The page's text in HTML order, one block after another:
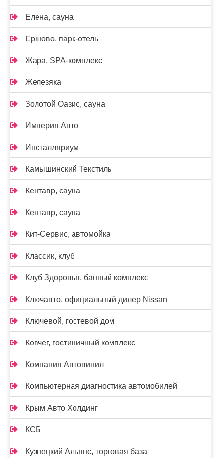
Елена, сауна
Ершово, парк-отель
Жара, SPA-комплекс
Железяка
Золотой Оазис, сауна
Империя Авто
Инсталляриум
Камышинский Текстиль
Кентавр, сауна
Кентавр, сауна
Кит-Сервис, автомойка
Классик, клуб
Клуб Здоровья, банный комплекс
Ключавто, официальный дилер Nissan
Ключевой, гостевой дом
Ковчег, гостиничный комплекс
Компания Автовинил
Компьютерная диагностика автомобилей
Крым Авто Холдинг
КСБ
Кузнецкий Альянс, торговая база